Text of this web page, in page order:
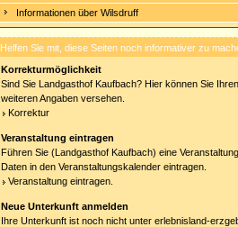
Informationen über Wilsdruff
Helfen Sie mit, diese Seiten noch informativer zu
Korrekturmöglichkeit
Sind Sie Landgasthof Kaufbach? Hier können Sie
weiteren Angaben versehen.
Korrektur
Veranstaltung eintragen
Führen Sie (Landgasthof Kaufbach) eine
Daten in den Veranstaltungskalender eintragen.
Veranstaltung eintragen.
Neue Unterkunft anmelden
Ihre Unterkunft ist noch nicht unter erlebnisland-